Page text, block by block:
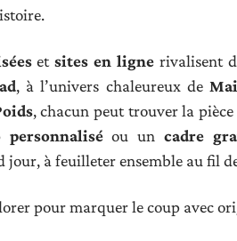
etsites en ligne rivalisent
, à l’univers chaleureux de
, chacun peut trouver la
ou uncadre
à feuilleter ensemble au fil
pour marquer le coup avec